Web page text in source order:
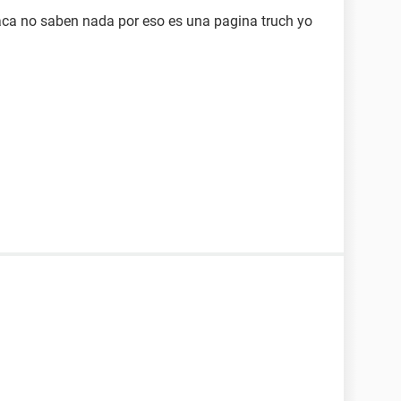
no saben nada por eso es una pagina truch yo